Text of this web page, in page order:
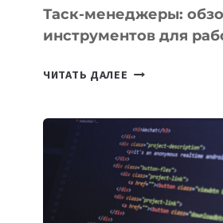
СЕГОДНЯ
Таск-менеджеры:
инструментов для
ЧИТАТЬ ДАЛЕЕ ТАСК-
ПОЛЕЗНЫХ
ИНСТРУМЕНТОВ
ДЛЯ
РАБОТЫ